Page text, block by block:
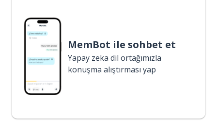
MemBot ile sohbet et
Yapay zeka dil ortağımızla
konuşma alıştırması yap